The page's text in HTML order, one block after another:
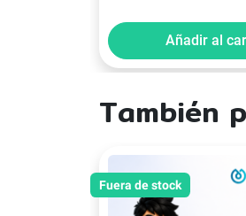
Añadir al
También
Fuera de stock